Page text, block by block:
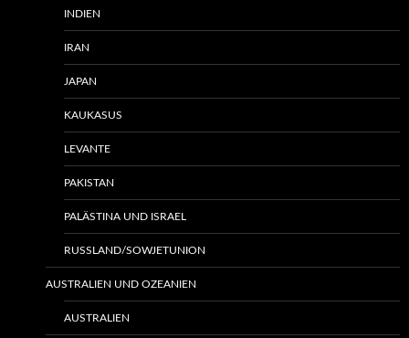
INDIEN
IRAN
JAPAN
KAUKASUS
LEVANTE
PAKISTAN
PALÄSTINA UND ISRAEL
RUSSLAND/SOWJETUNION
AUSTRALIEN UND OZEANIEN
AUSTRALIEN